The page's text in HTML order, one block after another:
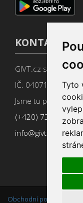
Tyto
KONTAKT
GIVT.cz s. r. o.,
IČ: 04071433
Jsme tu pro Vás
(+420) 737 266 402
info@givt.cz
Obchodní podmínky